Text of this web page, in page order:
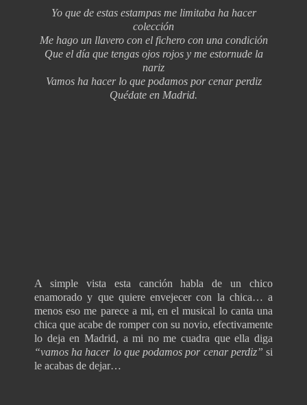
Yo que de estas estampas me limitaba ha hacer
colección
Me hago un llavero con el fichero con una condición
Que el día que tengas ojos rojos y me estornude la
nariz
Vamos ha hacer lo que podamos por cenar perdiz
Quédate en Madrid.
A simple vista esta canción habla de un chico
enamorado y que quiere envejecer con la chica… a
menos eso me parece a mi, en el musical lo canta una
chica que acabe de romper con su novio, efectivamente
lo deja en Madrid, a mi no me cuadra que ella diga
“vamos ha hacer lo que podamos por cenar perdiz” si
le acabas de dejar…